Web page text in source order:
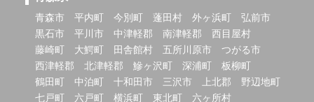
青森市 平内町 今別町 蓬田村 外ヶ浜町
弘前市
黒石市
平川市 中津軽郡 南津軽郡
西目屋村
藤崎町
大鰐町 田舎館村 五所川原市
つがる市
西津軽郡
北津軽郡 鰺ヶ沢町 深浦町
板柳町
鶴田町
中泊町 十和田市 三沢市 上北郡
野辺地町
七戸町
六戸町 横浜町 東北町
六ヶ所村